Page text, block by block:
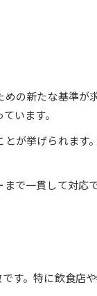
の新たな基準が
います。
が挙げられます
で一貫して対応
す。特に飲食店